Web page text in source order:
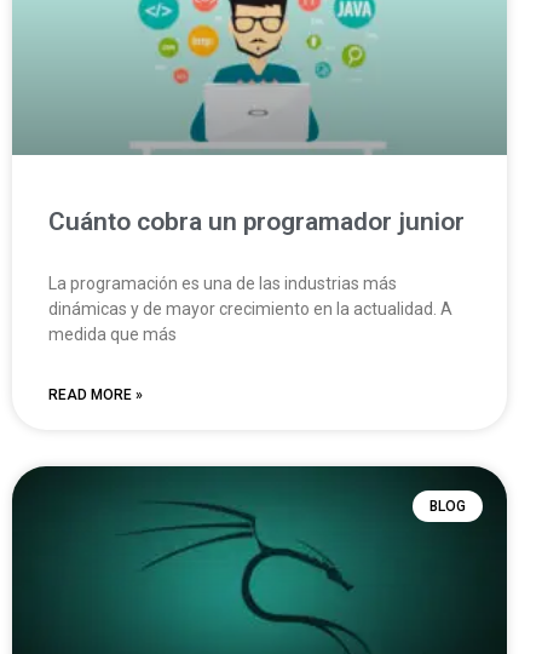
Cuánto cobra un programador junior
La programación es una de las industrias más
dinámicas y de mayor crecimiento en la actualidad. A
medida que más
READ MORE »
BLOG